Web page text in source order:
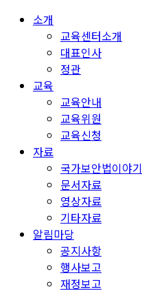
소개
교육센터소개
대표인사
정관
교육
교육안내
교육위원
교육신청
자료
국가보안법이야기
문서자료
영상자료
기타자료
알림마당
공지사항
행사보고
재정보고